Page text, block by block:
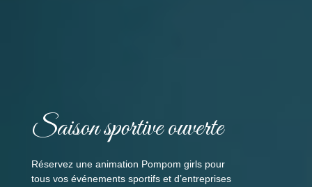
Saison sportive ouverte
Réservez une animation Pompom girls pour
tous vos événements sportifs et d’entreprises